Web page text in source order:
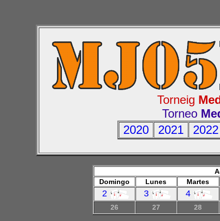
Torneig
Torneo
2020
2021 2022
Domingo
Lunes Martes
2 3 4
26 27 28